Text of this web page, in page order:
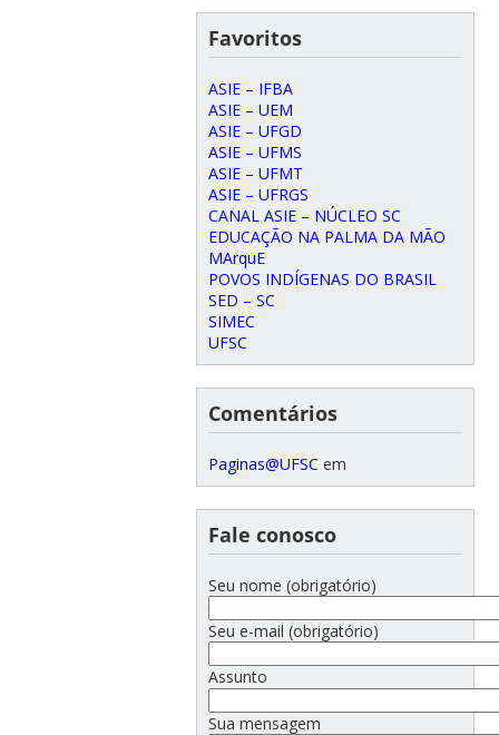
Favoritos
ASIE – IFBA
ASIE – UEM
ASIE – UFGD
ASIE – UFMS
ASIE – UFMT
ASIE – UFRGS
CANAL ASIE – NÚCLEO SC
EDUCAÇÃO NA PALMA DA MÃO
MArquE
POVOS INDÍGENAS DO BRASIL
SED – SC
SIMEC
UFSC
Comentários
Paginas@UFSC em
Fale conosco
Seu nome (obrigatório)
Seu e-mail (obrigatório)
Assunto
Sua mensagem